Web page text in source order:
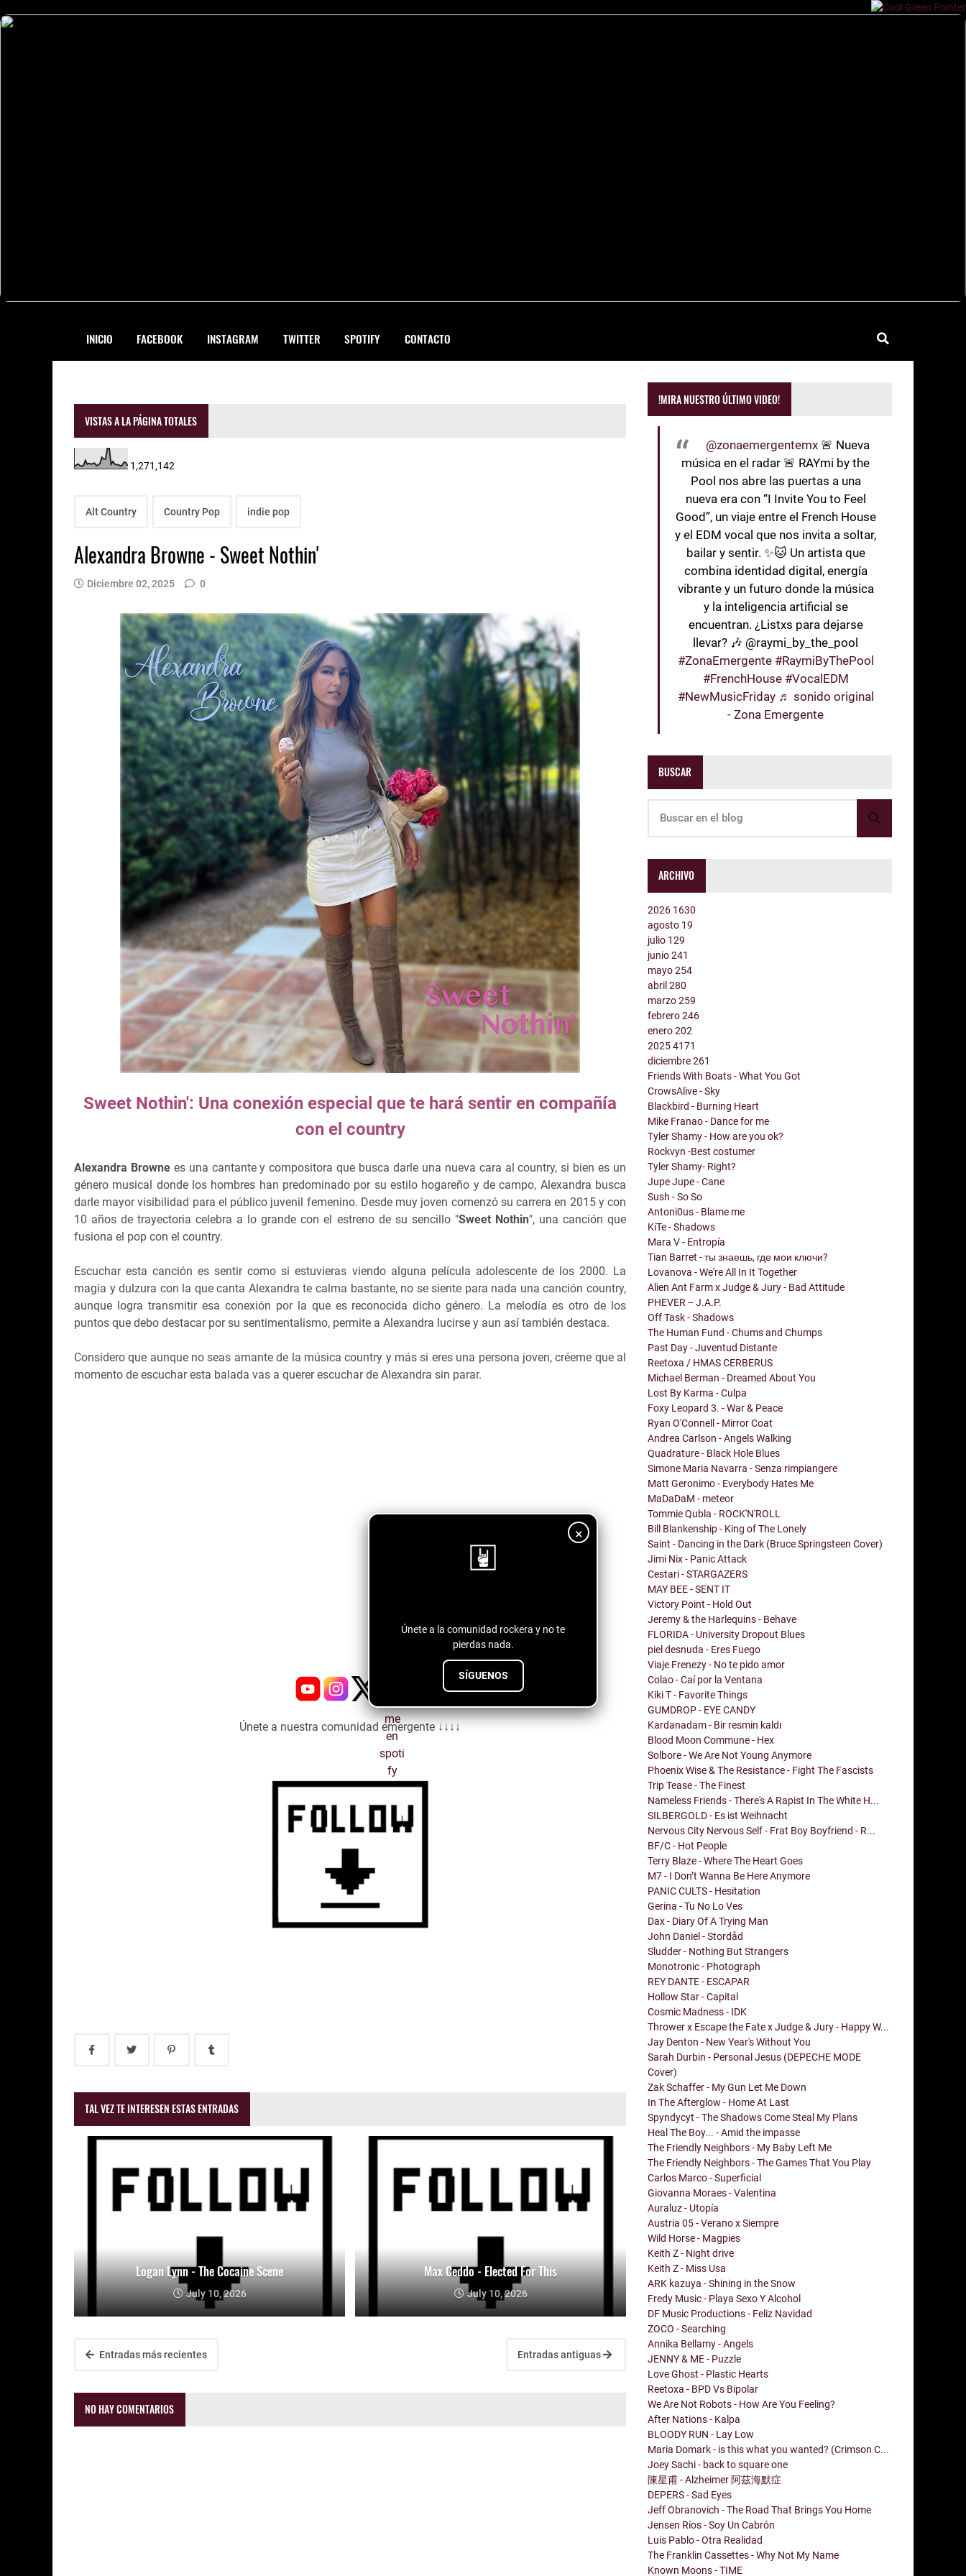
INICIO FACEBOOK INSTAGRAM TWITTER SPOTIFY CONTACTO
×
Únete a la comunidad rockera y no te
pierdas nada.
SÍGUENOS
VISTAS A LA PÁGINA TOTALES
1,271,142
Alt Country Country Pop indie pop
Alexandra Browne - Sweet Nothin'
Diciembre 02, 2025 0
Sweet Nothin': Una conexión especial que te hará sentir en compañía
con el country
Alexandra Brownees una cantante y compositora que busca darle una nueva cara al country, si bien es un
género musical donde los hombres han predominado por su estilo hogareño y de campo, Alexandra busca
darle mayor visibilidad para el público juvenil femenino. Desde muy joven comenzó su carrera en 2015 y con
10 años de trayectoria celebra a lo grande con el estreno de su sencillo "Sweet Nothin", una canción que
fusiona el pop con el country.
Escuchar esta canción es sentir como si estuvieras viendo alguna película adolescente de los 2000. La
magia y dulzura con la que canta Alexandra te calma bastante, no se siente para nada una canción country,
aunque logra transmitir esa conexión por la que es reconocida dicho género. La melodía es otro de los
puntos que debo destacar por su sentimentalismo, permite a Alexandra lucirse y aun así también destaca.
Considero que aunque no seas amante de la música country y más si eres una persona joven, créeme que al
momento de escuchar esta balada vas a querer escuchar de Alexandra sin parar.
Únete a nuestra comunidad emergente ↓↓↓↓
TAL VEZ TE INTERESEN ESTAS ENTRADAS
Logan Lynn - The Cocaine Scene
July 10, 2026
Max Ceddo - Elected For This
July 10, 2026
Entradas más recientes Entradas antiguas
NO HAY COMENTARIOS
!MIRA NUESTRO ÚLTIMO VIDEO!
@zonaemergentemx 🚨 Nueva
música en el radar 🚨 RAYmi by the
Pool nos abre las puertas a una
nueva era con “I Invite You to Feel
Good”, un viaje entre el French House
y el EDM vocal que nos invita a soltar,
bailar y sentir. ✨🐱 Un artista que
combina identidad digital, energía
vibrante y un futuro donde la música
y la inteligencia artificial se
encuentran. ¿Listxs para dejarse
llevar? 🎶 @raymi_by_the_pool
#ZonaEmergente #RaymiByThePool
#FrenchHouse #VocalEDM
#NewMusicFriday ♬ sonido original
- Zona Emergente
BUSCAR
ARCHIVO
2026 1630
agosto 19
julio 129
junio241
mayo254
abril280
marzo259
febrero246
enero202
20254171
diciembre261
Friends With Boats - What You Got
CrowsAlive - Sky
Blackbird - Burning Heart
Mike Franao - Dance for me
Tyler Shamy - How are you ok?
Rockvyn -Best costumer
Tyler Shamy- Right?
Jupe Jupe - Cane
Sush - So So
Antoni0us - Blame me
KiTe - Shadows
Mara V - Entropía
Tian Barret - ты знаешь, где мои ключи?
Lovanova - We're All In It Together
Alien Ant Farm x Judge & Jury - Bad Attitude
PHEVER -- J.A.P.
Off Task - Shadows
The Human Fund - Chums and Chumps
Past Day - Juventud Distante
Reetoxa / HMAS CERBERUS
Michael Berman - Dreamed About You
Lost By Karma - Culpa
Foxy Leopard 3. - War & Peace
Ryan O'Connell - Mirror Coat
Andrea Carlson - Angels Walking
Quadrature - Black Hole Blues
Simone Maria Navarra - Senza rimpiangere
Matt Geronimo - Everybody Hates Me
MaDaDaM - meteor
Tommie Qubla - ROCK'N'ROLL
Bill Blankenship - King of The Lonely
Saint - Dancing in the Dark (Bruce Springsteen Cover)
Jimi Nix - Panic Attack
Cestari - STARGAZERS
MAY BEE - SENT IT
Victory Point - Hold Out
Jeremy & the Harlequins - Behave
FLORIDA - University Dropout Blues
piel desnuda - Eres Fuego
Viaje Frenezy - No te pido amor
Colao - Caí por la Ventana
Kiki T - Favorite Things
GUMDROP - EYE CANDY
Kardanadam - Bir resmin kaldı
Blood Moon Commune - Hex
Solbore - We Are Not Young Anymore
Phoenix Wise & The Resistance - Fight The Fascists
Trip Tease - The Finest
Nameless Friends - There's A Rapist In The White H...
SILBERGOLD - Es ist Weihnacht
Nervous City Nervous Self - Frat Boy Boyfriend - R...
BF/C - Hot People
Terry Blaze - Where The Heart Goes
M7 - I Don’t Wanna Be Here Anymore
PANIC CULTS - Hesitation
Gerina - Tu No Lo Ves
Dax - Diary Of A Trying Man
John Daniel - Stordåd
Sludder - Nothing But Strangers
Monotronic - Photograph
REY DANTE - ESCAPAR
Hollow Star - Capital
Cosmic Madness - IDK
Thrower x Escape the Fate x Judge & Jury - Happy W...
Jay Denton - New Year's Without You
Sarah Durbin - Personal Jesus (DEPECHE MODE
Cover)
Zak Schaffer - My Gun Let Me Down
In The Afterglow - Home At Last
Spyndycyt - The Shadows Come Steal My Plans
Heal The Boy... - Amid the impasse
The Friendly Neighbors - My Baby Left Me
The Friendly Neighbors - The Games That You Play
Carlos Marco - Superficial
Giovanna Moraes - Valentina
Auraluz - Utopía
Austria 05 - Verano x Siempre
Wild Horse - Magpies
Keith Z - Night drive
Keith Z - Miss Usa
ARK kazuya - Shining in the Snow
Fredy Music - Playa Sexo Y Alcohol
DF Music Productions - Feliz Navidad
ZOCO - Searching
Annika Bellamy - Angels
JENNY & ME - Puzzle
Love Ghost - Plastic Hearts
Reetoxa - BPD Vs Bipolar
We Are Not Robots - How Are You Feeling?
After Nations - Kalpa
BLOODY RUN - Lay Low
Maria Domark - is this what you wanted? (Crimson C...
Joey Sachi - back to square one
陳星甫 - Alzheimer 阿茲海默症
DEPERS - Sad Eyes
Jeff Obranovich - The Road That Brings You Home
Jensen Ríos - Soy Un Cabrón
Luis Pablo - Otra Realidad
The Franklin Cassettes - Why Not My Name
Known Moons - TIME